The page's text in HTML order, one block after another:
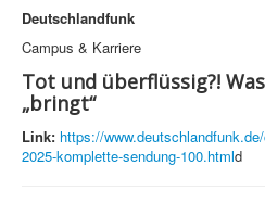
Deutschlandfunk
Campus & Karriere
Tot und überflüssig?!
„bringt“
Link: https://
2025-komplette-sendung-100.htmld